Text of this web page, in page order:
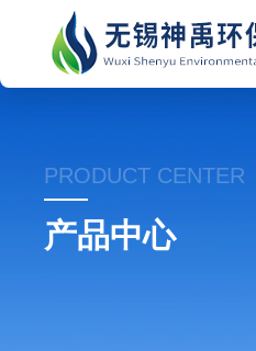
PRODUCT CENTER
产品中心